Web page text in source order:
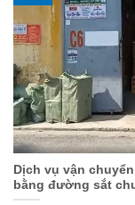
Dịch vụ vận
bằng đường sắt